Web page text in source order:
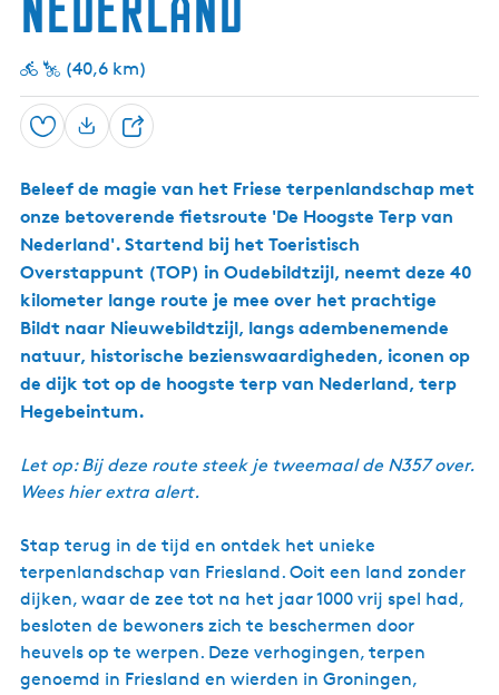
e
s
H
b
i
n
u
m
a
a
(40,6 km)
Opslaan
D
e
l
Beleef de magie van het Friese terpenlandschap met
onze betoverende fietsroute 'De Hoogste Terp van
Nederland'. Startend bij het Toeristisch
Overstappunt (TOP) in Oudebildtzijl, neemt deze 40
kilometer lange route je mee over het prachtige
Bildt naar Nieuwebildtzijl, langs adembenemende
natuur, historische bezienswaardigheden, iconen op
de dijk tot op de hoogste terp van Nederland, terp
Hegebeintum.
Let op: Bij deze route steek je tweemaal de N357 over.
Wees hier extra alert.
Stap terug in de tijd en ontdek het unieke
terpenlandschap van Friesland. Ooit een land zonder
dijken, waar de zee tot na het jaar 1000 vrij spel had,
besloten de bewoners zich te beschermen door
heuvels op te werpen. Deze verhogingen, terpen
genoemd in Friesland en wierden in Groningen,